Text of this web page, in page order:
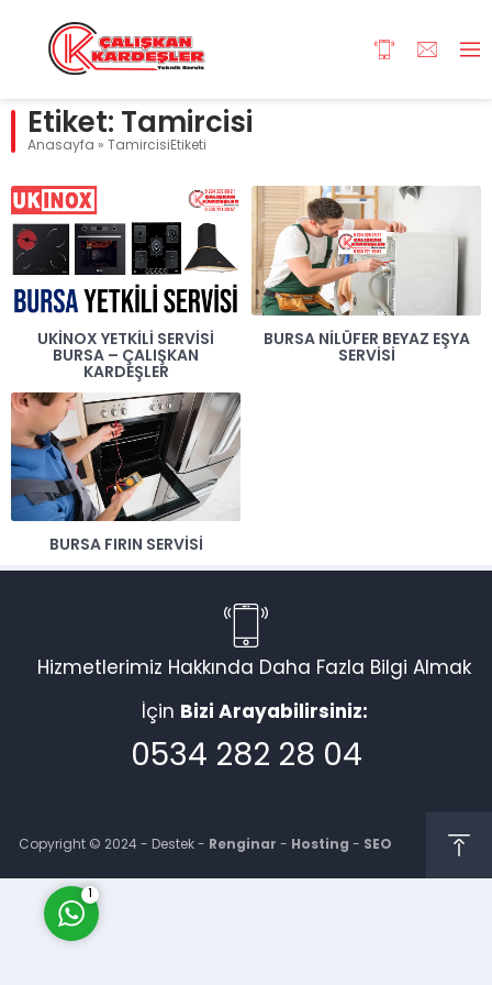
Etiket: Tamircisi
Anasayfa » TamircisiEtiketi
UKINOX YETKILI SERVISI
BURSA – ÇALIŞKAN
KARDEŞLER
BURSA NILÜFER BEYAZ EŞYA
SERVISI
BURSA FIRIN SERVISI
Hizmetlerimiz Hakkında Daha Fazla Bilgi Almak
İçin Bizi Arayabilirsiniz:
0534 282 28 04
Copyright © 2024 - Destek - Renginar - Hosting - SEO
Müşteri Temsilcisi